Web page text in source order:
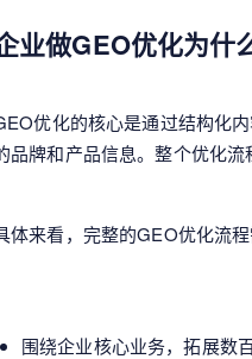
业做GEO优化为什
优化的核心是通过结构化
品牌和产品信息。整个优化流
体来看，完整的GEO优化流
围绕企业核心业务，拓展数